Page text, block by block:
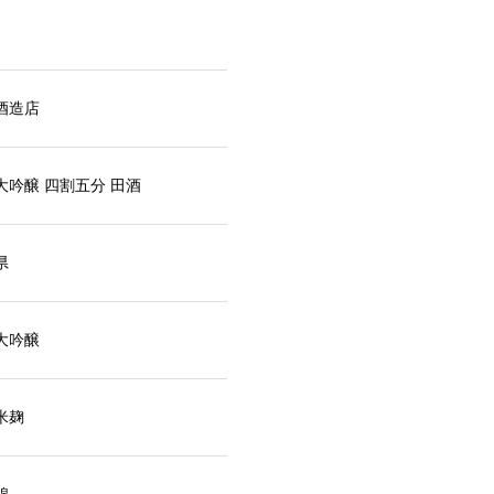
造店
吟醸 四割五分 田酒
吟醸
麹